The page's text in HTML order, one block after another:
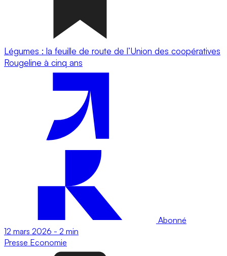
Légumes : la feuille de route de l’Union des coopératives
Rougeline à cinq ans
Abonné
12 mars 2026 - 2 min
Presse Economie